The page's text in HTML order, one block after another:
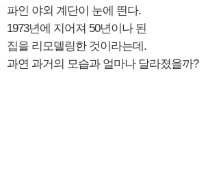
파인 야외 계단이 눈에 띈다.
1973년에 지어져 50년이나 된
집을 리모델링한 것이라는데.
과연 과거의 모습과 얼마나 달라졌을까?